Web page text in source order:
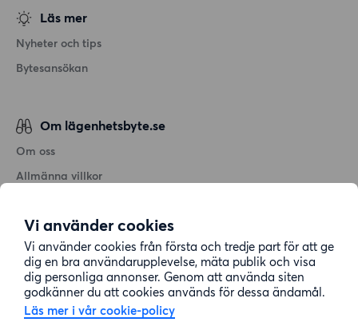
Vi använder cookies
Vi använder cookies från första och tredje part för att ge
dig en bra användarupplevelse, mäta publik och visa
dig personliga annonser. Genom att använda siten
godkänner du att cookies används för dessa ändamål.
Läs mer i vår cookie-policy
Läs mer
Nyheter och tips
Bytesansökan
Om lägenhetsbyte.se
Om oss
Allmänna villkor
Cookiepolicy
Sitemap
Kundtjänst